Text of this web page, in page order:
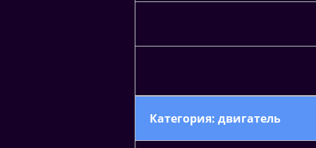
Категория: двигатель